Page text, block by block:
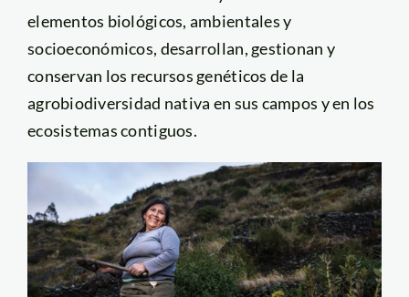
elementos biológicos, ambientales y
socioeconómicos, desarrollan, gestionan y
conservan los recursos genéticos de la
agrobiodiversidad nativa en sus campos y en los
ecosistemas contiguos.